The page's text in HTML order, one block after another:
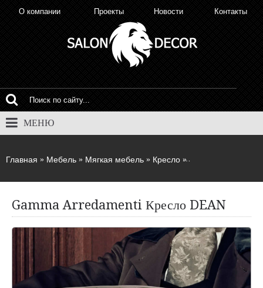
О компании Проекты Новости Контакты
МЕНЮ
Главная Мебель Мягкая мебель Кресло Gamma
Gamma Arredamenti Кресло DEAN